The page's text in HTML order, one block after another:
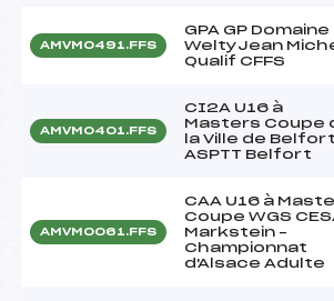
AMVM0491.FFS
GPA GP Domaine
WeltyJean
Qualif CFFS
AMVM0401.FFS
CI2A U16 à
Masters Coupe
la Ville de
ASPTT Belfort
AMVM0061.FFS
CAA U16 à
Coupe WGS
Markstein –
Championnat
d'Alsace Adulte